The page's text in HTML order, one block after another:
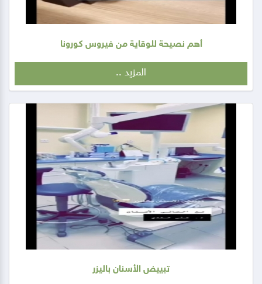
أهم نصيحة للوقاية من فيروس كورونا
المزيد ..
تبييض الأسنان باليزر